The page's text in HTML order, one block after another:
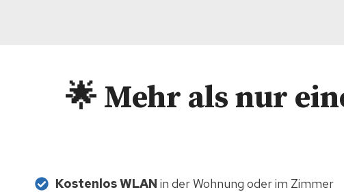
🌟 Mehr als nur
Kostenlos WLAN in der Wohnung oder im Zimmer